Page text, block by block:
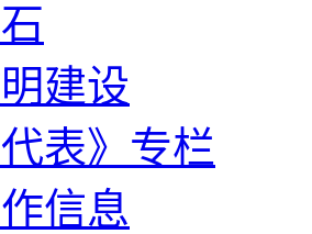
建设
代表》专栏
信息